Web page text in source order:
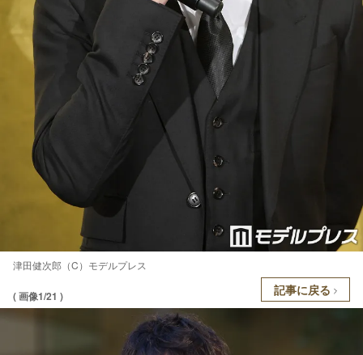
津田健次郎（C）モデルプレス
( 画像1/21 ) 記事に戻る